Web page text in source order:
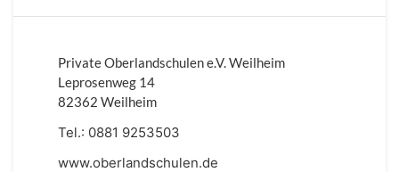
Private Oberlandschulen e.V. Weilheim
Leprosenweg 14
82362 Weilheim
Tel.: 0881 9253503
www.oberlandschulen.de